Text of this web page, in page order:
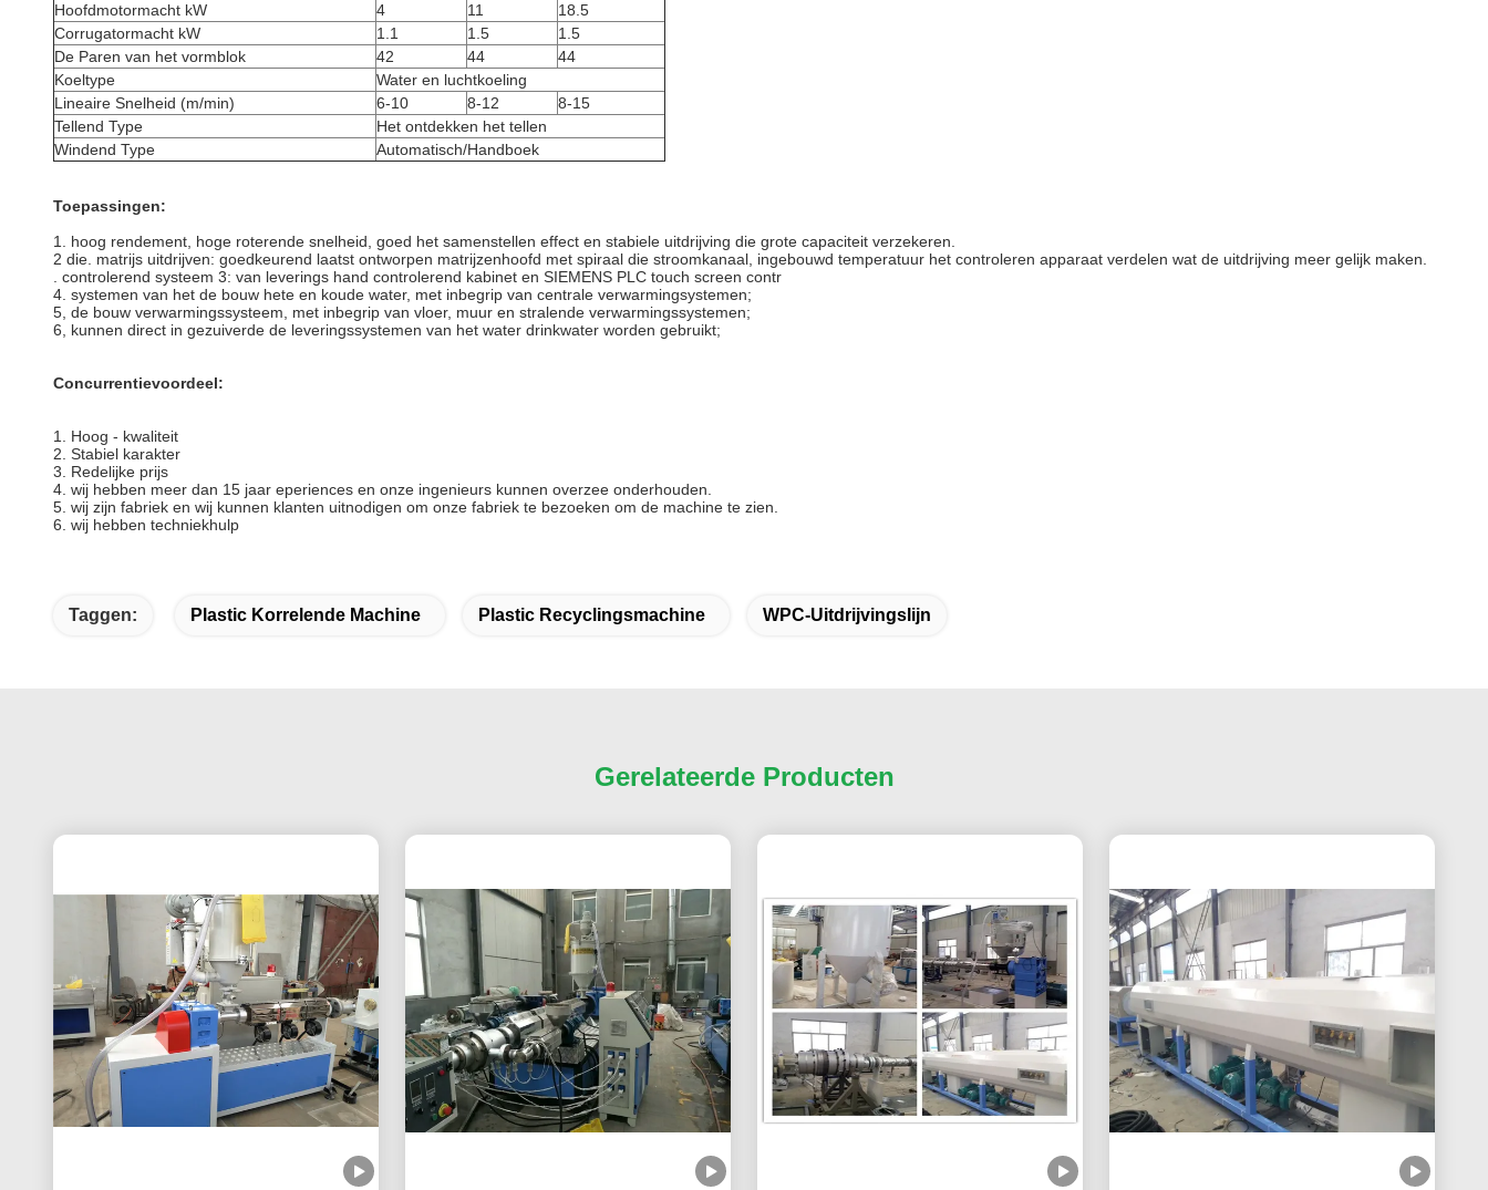
Hoofdmotormacht kW
4 11
18.5
Corrugatormacht kW
1.1 1.5
1.5
De Paren van het vormblok
42 44
44
Koeltype
Water en luchtkoeling
Lineaire Snelheid (m/min)
6-10 8-12
8-15
Tellend Type
Het ontdekken het tellen
Windend Type
Automatisch/Handboek
Toepassingen:
1. hoog rendement, hoge roterende snelheid, goed het samenstellen effect en stabiele uitdrijving die grote capaciteit verzekeren.
2 die. matrijs uitdrijven: goedkeurend laatst ontworpen matrijzenhoofd met spiraal die stroomkanaal, ingebouwd temperatuur het controleren apparaat verdelen wat de uitdrijving meer gelijk maken.
. controlerend systeem 3: van leverings hand controlerend kabinet en SIEMENS PLC touch screen contr
4. systemen van het de bouw hete en koude water, met inbegrip van centrale verwarmingsystemen;
5, de bouw verwarmingssysteem, met inbegrip van vloer, muur en stralende verwarmingssystemen;
6, kunnen direct in gezuiverde de leveringssystemen van het water drinkwater worden gebruikt;
Concurrentievoordeel:
1. Hoog - kwaliteit
2. Stabiel karakter
3. Redelijke prijs
4. wij hebben meer dan 15 jaar eperiences en onze ingenieurs kunnen overzee onderhouden.
5. wij zijn fabriek en wij kunnen klanten uitnodigen om onze fabriek te bezoeken om de machine te zien.
6. wij hebben techniekhulp
Taggen: Plastic Korrelende Machine Plastic Recyclingsmachine WPC-Uitdrijvingslijn
Gerelateerde Producten